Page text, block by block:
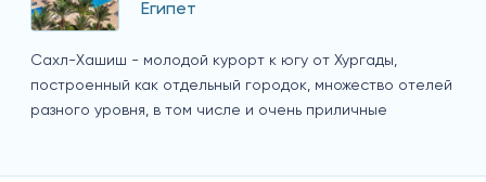
Египет
Сахл-Хашиш - молодой курорт к югу от Хургады,
построенный как отдельный городок, множество отелей
разного уровня, в том числе и очень приличные